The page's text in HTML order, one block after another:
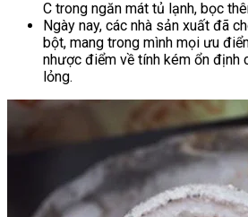
C trong ngăn mát tủ lạnh, bọc
Ngày nay, các nhà sản xuất đã
bột, mang trong mình mọi ưu
nhược điểm về tính kém ổn định
lỏng.